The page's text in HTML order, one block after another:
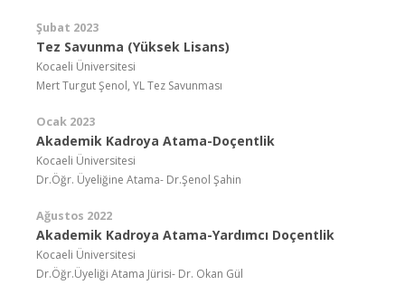
Şubat 2023
Tez Savunma (Yüksek Lisans)
Kocaeli Üniversitesi
Mert Turgut Şenol, YL Tez Savunması
Ocak 2023
Akademik Kadroya Atama-Doçentlik
Kocaeli Üniversitesi
Dr.Öğr. Üyeliğine Atama- Dr.Şenol Şahin
Ağustos 2022
Akademik Kadroya Atama-Yardımcı Doçentlik
Kocaeli Üniversitesi
Dr.Öğr.Üyeliği Atama Jürisi- Dr. Okan Gül